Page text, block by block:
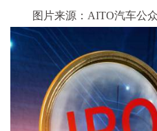
图片来源：AITO汽车公